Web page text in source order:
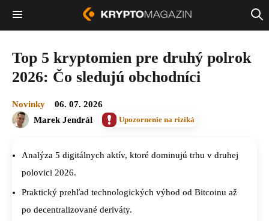
Top 5 kryptomien pre druhý polrok
2026: Čo sledujú obchodníci
Novinky
06. 07. 2026
Marek Jendrál
Upozornenie na riziká
Analýza 5 digitálnych aktív, ktoré dominujú trhu v druhej
polovici 2026.
Praktický prehľad technologických výhod od Bitcoinu až
po decentralizované deriváty.